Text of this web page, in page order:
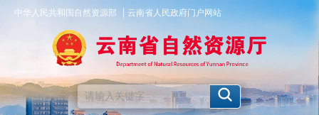
中华人民共和国自然资源部 |云南省人民政府门户网站